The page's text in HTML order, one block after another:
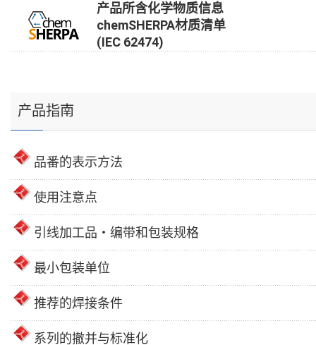
产品所含化学物质信息
chemSHERPA材质清单
(IEC 62474)
产品指南
品番的表示方法
使用注意点
引线加工品・编带和包装规格
最小包装单位
推荐的焊接条件
系列的撤并与标准化